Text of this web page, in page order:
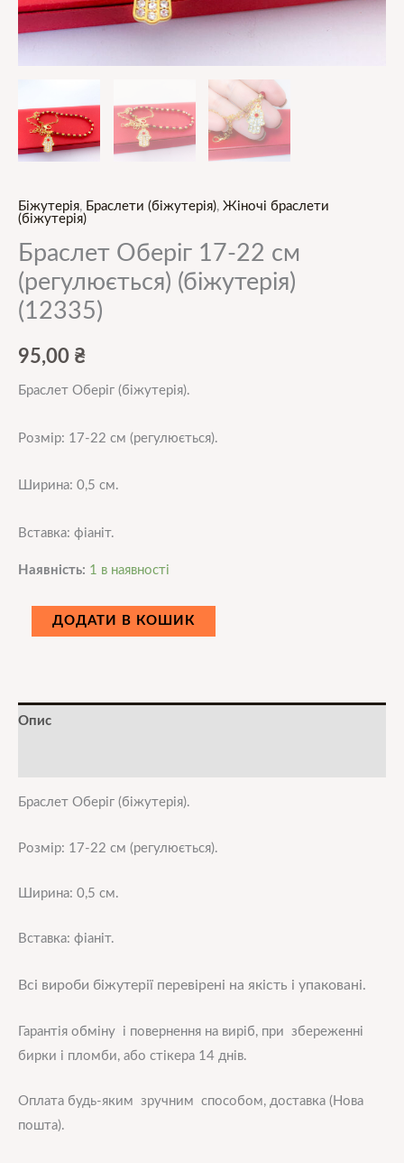
Біжутерія, Браслети (біжутерія), Жіночі браслети
(біжутерія)
Браслет Оберіг 17-22 см
(регулюється) (біжутерія)
(12335)
95,00 ₴
Браслет Оберіг (біжутерія).
Розмір: 17-22 см (регулюється).
Ширина: 0,5 см.
Вставка: фіаніт.
Наявність: 1 в наявності
ДОДАТИ В КОШИК
Опис
Браслет Оберіг (біжутерія).
Розмір: 17-22 см (регулюється).
Ширина: 0,5 см.
Вставка: фіаніт.
Всі вироби біжутерії перевірені на якість і упаковані.
Гарантія обміну і повернення на виріб, при збереженні
бирки і пломби, або стікера 14 днів.
Оплата будь-яким зручним способом, доставка (Нова
пошта).